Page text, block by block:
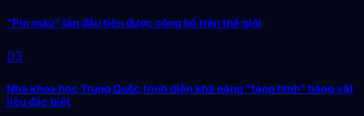
"Pin máu" lần đầu tiên được công bố trên thế giới
03
Nhà khoa học Trung Quốc trình diễn khả năng "tàng hình" bằng vật
liệu đặc biệt